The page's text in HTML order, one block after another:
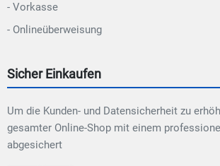
- Vorkasse
- Onlineüberweisung
Sicher Einkaufen
Um die Kunden- und Datensicherheit zu
gesamter Online-Shop mit einem
abgesichert